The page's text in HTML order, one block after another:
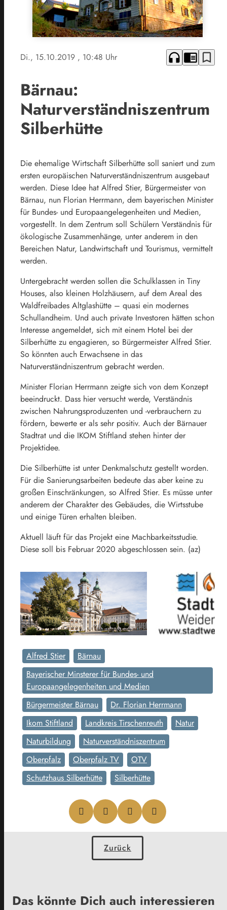
Di., 15.10.2019 , 10:48 Uhr headphones chrome_reader_mode bookmark_border
Bärnau:
Naturverständniszentrum
Silberhütte
Die ehemalige Wirtschaft Silberhütte soll saniert und zum
ersten europäischen Naturverständniszentrum ausgebaut
werden. Diese Idee hat Alfred Stier, Bürgermeister von
Bärnau, nun Florian Herrmann, dem bayerischen Minister
für Bundes- und Europaangelegenheiten und Medien,
vorgestellt. In dem Zentrum soll Schülern Verständnis für
ökologische Zusammenhänge, unter anderem in den
Bereichen Natur, Landwirtschaft und Tourismus, vermittelt
werden.
Untergebracht werden sollen die Schulklassen in Tiny
Houses, also kleinen Holzhäusern, auf dem Areal des
Waldfreibades Altglashütte – quasi ein modernes
Schullandheim. Und auch private Investoren hätten schon
Interesse angemeldet, sich mit einem Hotel bei der
Silberhütte zu engagieren, so Bürgermeister Alfred Stier.
So könnten auch Erwachsene in das
Naturverständniszentrum gebracht werden.
Minister Florian Herrmann zeigte sich von dem Konzept
beeindruckt. Dass hier versucht werde, Verständnis
zwischen Nahrungsproduzenten und -verbrauchern zu
fördern, bewerte er als sehr positiv. Auch der Bärnauer
Stadtrat und die IKOM Stiftland stehen hinter der
Projektidee.
Die Silberhütte ist unter Denkmalschutz gestellt worden.
Für die Sanierungsarbeiten bedeute das aber keine zu
großen Einschränkungen, so Alfred Stier. Es müsse unter
anderem der Charakter des Gebäudes, die Wirtsstube
und einige Türen erhalten bleiben.
Aktuell läuft für das Projekt eine Machbarkeitsstudie.
Diese soll bis Februar 2020 abgeschlossen sein. (az)
Alfred Stier
Bärnau
Bayerischer Minsterer für Bundes- und
Europaangelegenheiten und Medien
Bürgermeister Bärnau
Dr. Florian Herrmann
Ikom Stiftland
Landkreis Tirschenreuth
Natur
Naturbildung
Naturverständniszentrum
Oberpfalz
Oberpfalz TV
OTV
Schutzhaus Silberhütte
Silberhütte
Zurück
Das könnte Dich auch interessieren